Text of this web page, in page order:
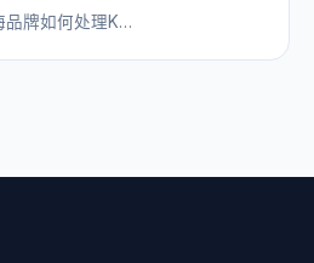
品牌如何处理K…